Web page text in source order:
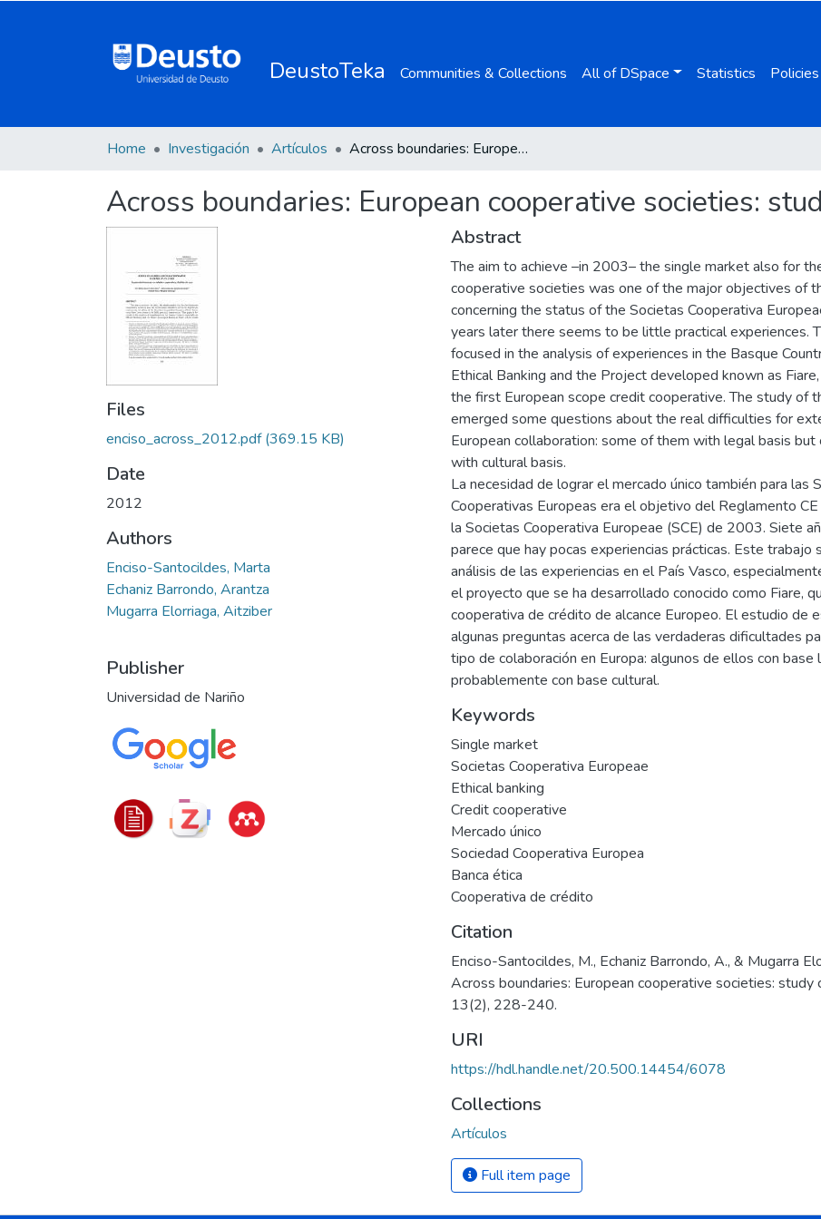
DeustoTeka Communities & Collections All of DSpace Statistics Policies
Home Investigación Artículos Across boundaries: European cooperative societies: study cases
Across boundaries: European cooperative societies:
Files
enciso_across_2012.pdf(369.15 KB)
Date
2012
Authors
Enciso-Santocildes, Marta
Echaniz Barrondo, Arantza
Mugarra Elorriaga, Aitziber
Publisher
Universidad de Nariño
Abstract
The aim to achieve –in 2003– the single market also for
cooperative societies was one of the major objectives of
concerning the status of the Societas Cooperativa
years later there seems to be little practical experiences.
focused in the analysis of experiences in the Basque
Ethical Banking and the Project developed known as
the first European scope credit cooperative. The study of
emerged some questions about the real difficulties for
European collaboration: some of them with legal basis
with cultural basis.
La necesidad de lograr el mercado único también para las
Cooperativas Europeas era el objetivo del Reglamento
la Societas Cooperativa Europeae (SCE) de 2003. Siete
parece que hay pocas experiencias prácticas. Este trabajo
análisis de las experiencias en el País Vasco,
el proyecto que se ha desarrollado conocido como Fiare,
cooperativa de crédito de alcance Europeo. El estudio de
algunas preguntas acerca de las verdaderas dificultades
tipo de colaboración en Europa: algunos de ellos con
probablemente con base cultural.
Keywords
Single market
Societas Cooperativa Europeae
Ethical banking
Credit cooperative
Mercado único
Sociedad Cooperativa Europea
Banca ética
Cooperativa de crédito
Citation
Enciso-Santocildes, M., Echaniz Barrondo, A., & Mugarra
Across boundaries: European cooperative societies: study
13(2), 228-240.
URI
https://hdl.handle.net/20.500.14454/6078
Collections
Artículos
Full item page